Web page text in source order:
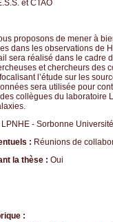
et CTAO
proposons de mener à
dans les observations de
sera réalisé dans le cadre
et chercheurs des
l’étude sur les
sera utilisée pour
collègues du laboratoire
LPNHE - Sorbonne Université
: Réunions de
la thèse : Oui
: